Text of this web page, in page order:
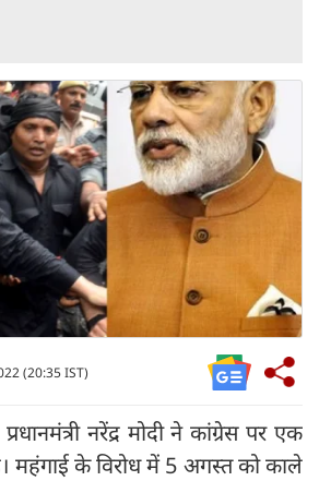
(20:35 IST)
नरेंद्र मोदी ने कांग्रेस पर एक
महंगाई के विरोध में 5 अगस्त को काले